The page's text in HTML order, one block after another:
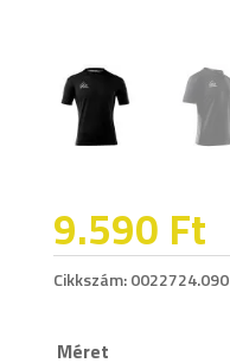
9.590 Ft
Cikkszám:0022724.090
Méret